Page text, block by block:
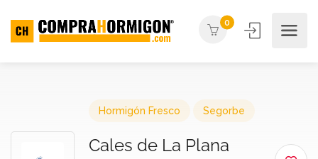
0
Hormigón Fresco Segorbe
Cales de La Plana